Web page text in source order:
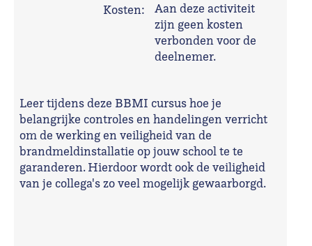
Kosten:
Aan deze activiteit
zijn geen kosten
verbonden voor de
deelnemer.
Leer tijdens deze BBMI cursus hoe je
belangrijke controles en handelingen verricht
om de werking en veiligheid van de
brandmeldinstallatie op jouw school te te
garanderen. Hierdoor wordt ook de veiligheid
van je collega's zo veel mogelijk gewaarborgd.